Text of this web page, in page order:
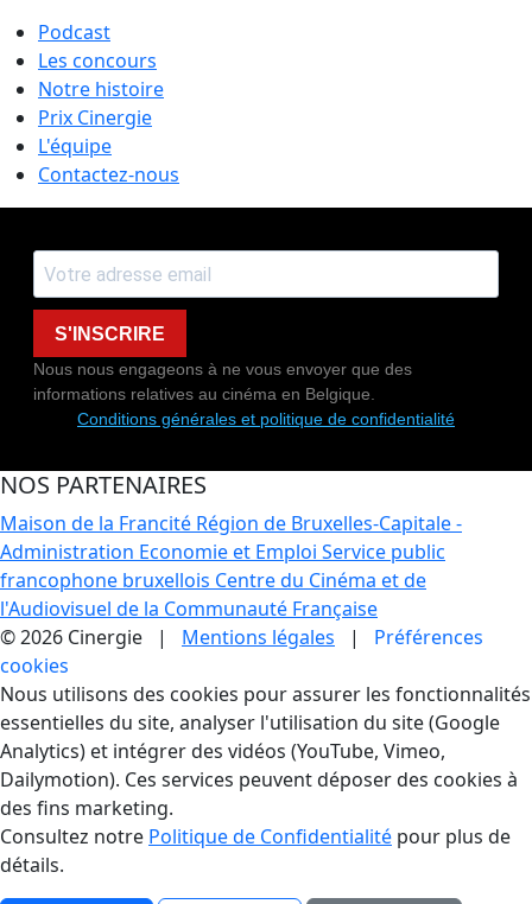
Podcast
Les concours
Notre histoire
Prix Cinergie
L'équipe
Contactez-nous
S'INSCRIRE
Nous nous engageons à ne vous envoyer que des
informations relatives au cinéma en Belgique.
Conditions générales et politique de confidentialité
NOS PARTENAIRES
Maison de la Francité Région de Bruxelles-Capitale -
Administration Economie et Emploi Service public
francophone bruxellois Centre du Cinéma et de
l'Audiovisuel de la Communauté Française
© 2026 Cinergie | Mentions légales | Préférences
cookies
Gestion des Cookies
Nous utilisons des cookies pour assurer les fonctionnalités
essentielles du site, analyser l'utilisation du site (Google
Analytics) et intégrer des vidéos (YouTube, Vimeo,
Dailymotion). Ces services peuvent déposer des cookies à
des fins marketing.
Consultez notre Politique de Confidentialité pour plus de
détails.